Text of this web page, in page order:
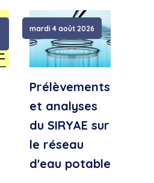
mardi 4 août 2026
Prélèvements
et analyses
du SIRYAE sur
le réseau
d'eau potable